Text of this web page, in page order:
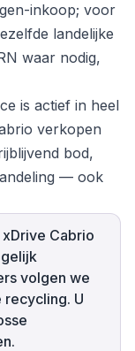
inkoop; voor
landelijke
waar nodig,
is actief in heel
verkopen
bod,
— ook
Cabrio
volgen we
U